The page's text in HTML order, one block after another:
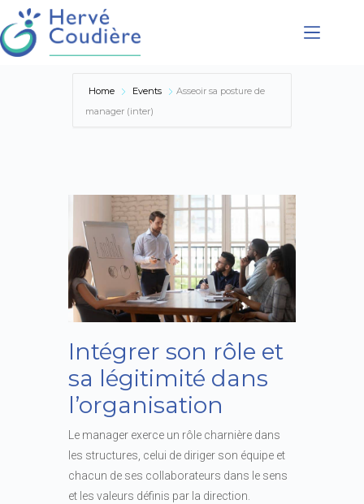
Coaching
Conférences
Home Events
Asseoir sa posture de
manager (inter)
Intégrer son rôle et
sa légitimité dans
l’organisation
Le manager exerce un rôle charnière dans
les structures, celui de diriger son équipe et
chacun de ses collaborateurs dans le sens
et les valeurs définis par la direction.